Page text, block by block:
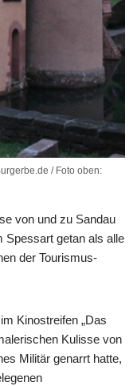
/ Foto oben:
von und zu Sandau
Spessart getan als alle
der Tourismus-
Kinostreifen „Das
Kulisse von
Militär genarrt hatte,